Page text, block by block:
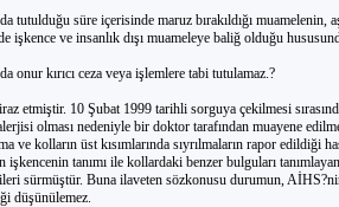
tutulduğu süre içerisinde maruz bırakıldığı muamelenin,
işkence ve insanlık dışı muameleye baliğ olduğu
onur kırıcı ceza veya işlemlere tabi tutulamaz.?
etmiştir. 10 Şubat 1999 tarihli sorguya çekilmesi
olması nedeniyle bir doktor tarafından muayene
ve kolların üst kısımlarında sıyrılmaların rapor edildiği
işkencenin tanımı ile kollardaki benzer bulguları
sürmüştür. Buna ilaveten sözkonusu durumun,
düşünülemez.